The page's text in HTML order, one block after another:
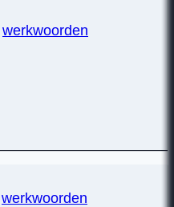
werkwoorden
werkwoorden